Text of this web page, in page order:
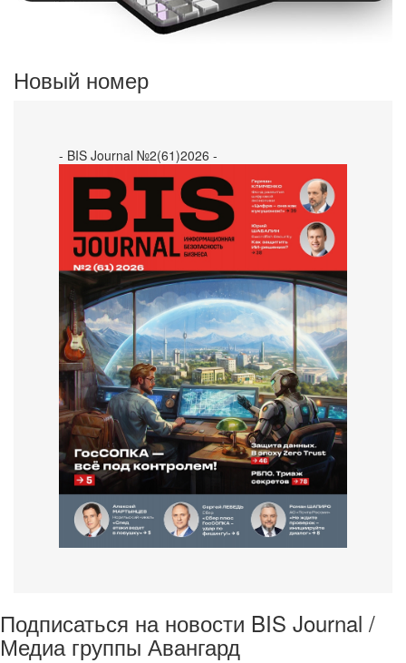
Новый номер
- BIS Journal №2(61)2026 -
Подписаться на новости BIS Journal /
Медиа группы Авангард